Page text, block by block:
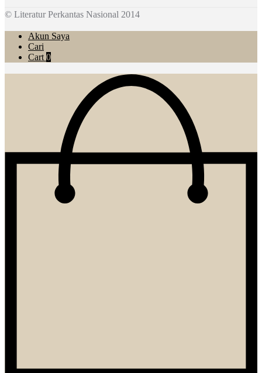
© Literatur Perkantas Nasional 2014
Akun Saya
Cari
Cart 0